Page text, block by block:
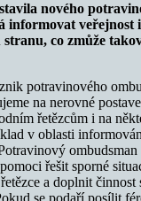
nového
informovat veřejnost
co zmůže
potravinového
na nerovné
řetězcům i na
v oblasti
řešit sporné
a doplnit činnost